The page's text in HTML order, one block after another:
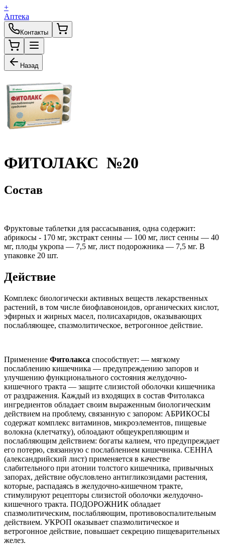
+
Аптека
Контакты
Назад
ФИТОЛАКС №20
Состав
Фруктовые таблетки для рассасывания, одна содержит:
абрикосы - 170 мг, экстракт сенны — 100 мг, лист сенны — 40
мг, плоды укропа — 7,5 мг, лист подорожника — 7,5 мг. В
упаковке 20 шт.
Действие
Комплекс биологически активных веществ лекарственных
растений, в том числе биофлавоноидов, органических кислот,
эфирных и жирных масел, полисахаридов, оказывающих
послабляющее, спазмолитическое, ветрогонное действие.
Применение Фитолакса способствует: — мягкому
послаблению кишечника — предупреждению запоров и
улучшению функционального состояния желудочно-
кишечного тракта — защите слизистой оболочки кишечника
от раздражения. Каждый из входящих в состав Фитолакса
ингредиентов обладает своим выраженным биологическим
действием на проблему, связанную с запором: АБРИКОСЫ
содержат комплекс витаминов, микроэлементов, пищевые
волокна (клетчатку), облоадают общеукрепляющим и
послабляющим действием: богаты калием, что предупреждает
его потерю, связанную с послаблением кишечника. СЕННА
(александрийский лист) применяется в качестве
слабительного при атонии толстого кишечника, привычных
запорах, действие обусловлено антигликозидами растения,
которые, распадаясь в желудочно-кишечном тракте,
стимулируют рецепторы слизистой оболочки желудочно-
кишечного тракта. ПОДОРОЖНИК обладает
спазмолитическим, послабляющим, противовоспалительным
действием. УКРОП оказывает спазмолитическое и
ветрогонное действие, повышает секрецию пищеварительных
желез.